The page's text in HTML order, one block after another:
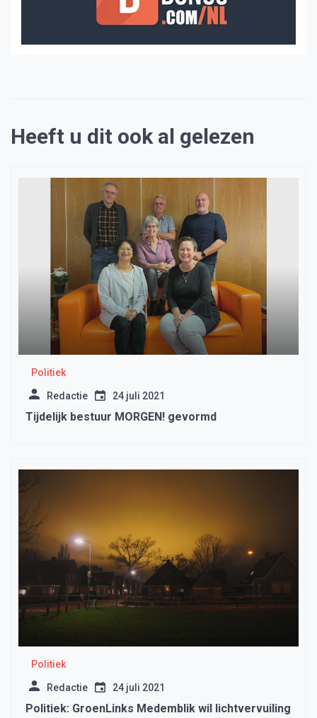
Heeft u dit ook al gelezen
Politiek
Redactie 24 juli 2021
Tijdelijk bestuur MORGEN! gevormd
Politiek
Redactie 24 juli 2021
Politiek: GroenLinks Medemblik wil lichtvervuiling